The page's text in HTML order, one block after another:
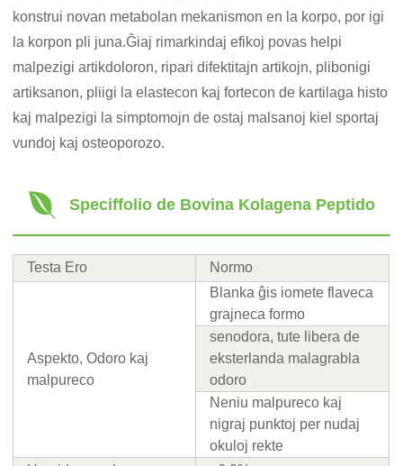
konstrui novan metabolan mekanismon en la korpo, por igi
la korpon pli juna.Ĝiaj rimarkindaj efikoj povas helpi
malpezigi artikdoloron, ripari difektitajn artikojn, plibonigi
artiksanon, pliigi la elastecon kaj fortecon de kartilaga histo
kaj malpezigi la simptomojn de ostaj malsanoj kiel sportaj
vundoj kaj osteoporozo.
Speciffolio de Bovina Kolagena Peptido
Testa Ero Normo
Aspekto, Odoro kaj
malpureco
Blanka ĝis iomete flaveca
grajneca formo
senodora, tute libera de
eksterlanda malagrabla
odoro
Neniu malpureco kaj
nigraj punktoj per nudaj
okuloj rekte